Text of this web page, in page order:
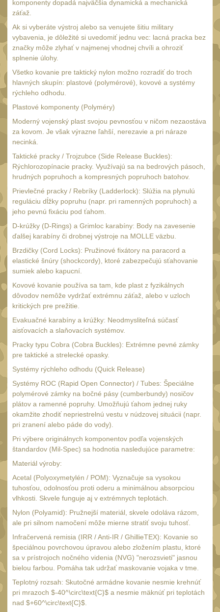
Monokuláry5
Kolimátory 53
Zvětšovací moduly 5
LPVO 21
Na vzduchovku15
Na kuše2
Velký oční reliéf
Na dlouhé
vzdálenosti
Multi-range 32
Krátka a střední
Príslušenstvo pre
optiku
UTG
Accushot
Accushot Tactical
Accushot Precision 3
Hunter
BugBuster 4
Kolimátory16
Schmidt&Bender
Delta Optical2
Sightmark19
Vector Optics5
ČIŠTĚNÍ A ÚDRŽBA(65)
Čištění
AR1514
AK4710
.22 10
.223 (5.56mm) 9
.243 .260 (6.5mm)
.270 .280 (7mm) 8
.30 .308 (7.62mm) 10
12GA, 20GA
.40 .41 10
komponenty dopadá najväčšia dynamická a mechanická
záťaž.
Ak si vyberáte výstroj alebo sa venujete šitiu military
vybavenia, je dôležité si uvedomiť jednu vec: lacná pracka bez
značky môže zlyhať v najmenej vhodnej chvíli a ohroziť
splnenie úlohy.
Všetko kovanie pre taktický nylon možno rozradiť do troch
hlavných skupín: plastové (polymérové), kovové a systémy
rýchleho odhodu.
Plastové komponenty (Polyméry)
Moderný vojenský plast svojou pevnosťou v ničom nezaostáva
za kovom. Je však výrazne ľahší, nerezavie a pri náraze
necinká.
Taktické pracky / Trojzubce (Side Release Buckles):
Rýchlorozopínacie pracky. Využívajú sa na bedrových pásoch,
hrudných popruhoch a kompresných popruhoch batohov.
Prievlečné pracky / Rebríky (Ladderlock): Slúžia na plynulú
reguláciu dĺžky popruhu (napr. pri ramenných popruhoch) a
jeho pevnú fixáciu pod ťahom.
D-krúžky (D-Rings) a Grimloc karabíny: Body na zavesenie
ďalšej karabíny či drobnej výstroje na MOLLE väzbu.
Brzdičky (Cord Locks): Pružinové fixátory na paracord a
elastické šnúry (shockcordy), ktoré zabezpečujú sťahovanie
sumiek alebo kapucní.
Kovové kovanie používa sa tam, kde plast z fyzikálnych
dôvodov nemôže vydržať extrémnu záťaž, alebo v uzloch
kritických pre prežitie.
Evakuačné karabíny a krúžky: Neodmysliteľná súčasť
aisťovacích a slaňovacích systémov.
Pracky typu Cobra (Cobra Buckles): Extrémne pevné zámky
pre taktické a strelecké opasky.
Systémy rýchleho odhodu (Quick Release)
Systémy ROC (Rapid Open Connector) / Tubes: Špeciálne
polymérové zámky na bočné pásy (cumberbundy) nosičov
plátov a ramenné popruhy. Umožňujú ťahom jednej ruky
okamžite zhodiť nepriestrelnú vestu v núdzovej situácii (napr.
pri zranení alebo páde do vody).
Pri výbere originálnych komponentov podľa vojenských
štandardov (Mil-Spec) sa hodnotia nasledujúce parametre:
Materiál výroby:
Acetal (Polyoxymetylén / POM): Vyznačuje sa vysokou
tuhosťou, odolnosťou proti oderu a minimálnou absorpciou
vlhkosti. Skvele funguje aj v extrémnych teplotách.
Nylon (Polyamid): Pružnejší materiál, skvele odoláva rázom,
ale pri silnom namočení môže mierne stratiť svoju tuhosť.
Infračervená remisia (IRR / Anti-IR / GhillieTEX): Kovanie so
špeciálnou povrchovou úpravou alebo zložením plastu, ktoré
sa v prístrojoch nočného videnia (NVG) "nerozsvieti" jasnou
bielou farbou. Pomáha tak udržať maskovanie vojaka v tme.
Teplotný rozsah: Skutočné armádne kovanie nesmie krehnúť
pri mrazoch $-40^\circ\text{C}$ a nesmie mäknúť pri teplotách
nad $+60^\circ\text{C}$.